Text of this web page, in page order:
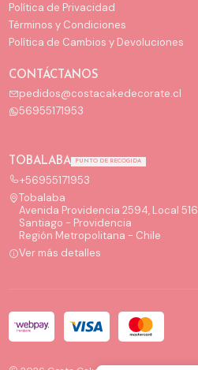
Política de Privacidad
Términos y Condiciones
Política de Cambios y Devoluciones
CONTÁCTANOS
pedidos@costacakedecorate.cl
56955171953
TOBALABA PUNTO DE RECOGIDA
+56955171953
Tobalaba
Avenida Providencia 2594, Local 516
Santiago - Providencia
Región Metropolitana - Chile
Ver más detalles